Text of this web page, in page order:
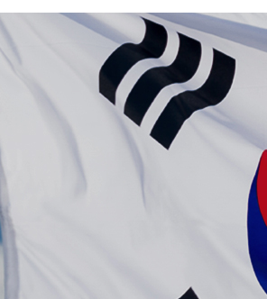
순직군인 유가족 찾기
연회비·기부금 안내
주요활동사업